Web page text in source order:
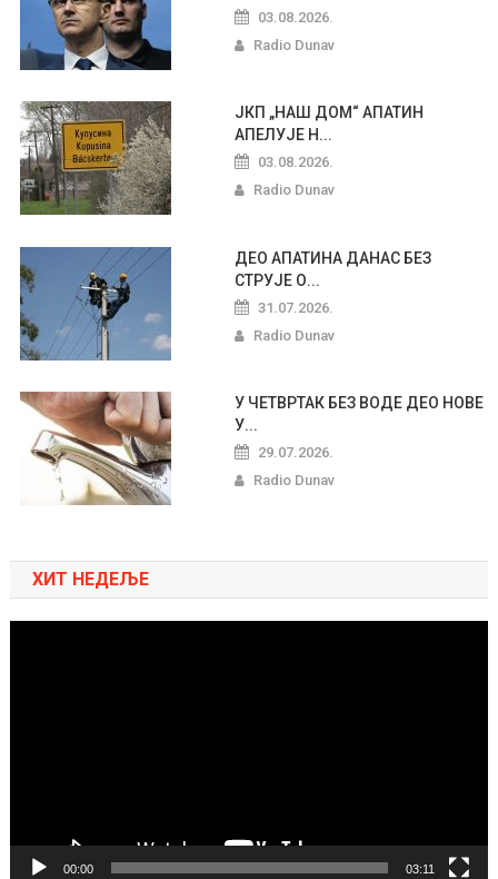
03.08.2026.
Radio Dunav
ЈКП „НАШ ДОМ“ АПАТИН
АПЕЛУЈЕ Н...
03.08.2026.
Radio Dunav
ДЕО АПАТИНА ДАНАС БЕЗ
СТРУЈЕ О...
31.07.2026.
Radio Dunav
У ЧЕТВРТАК БЕЗ ВОДЕ ДЕО НОВЕ
У...
29.07.2026.
Radio Dunav
ХИТ НЕДЕЉЕ
00:00 03:11